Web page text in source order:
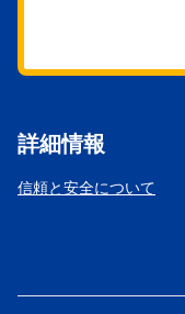
詳細情報
信頼と安全について